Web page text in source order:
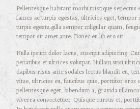
Pellentesque habitant morbi tristique senectus
fames ac turpis egestas, ultricies eget, tempor
turpis egesta gilla semper mligular quam,
tempor sit amet ante. Donec eu lib ero sit.
Nulla ipsum dolor lacus, suscipit adipiscing.
penatibus et ultrices volutpat. Nullam wisi
dapibus risus ante sodales lectus blandit eu,
vitae, ultricies eu, faucibus quis, porttitor eros
pellentesque eget, bibendum a, gravida
viverra consectetuer. Quisque cursus et,